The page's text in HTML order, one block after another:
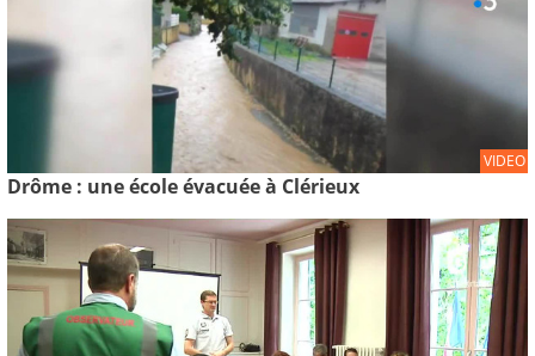
VIDEO
Drôme : une école évacuée à Clérieux